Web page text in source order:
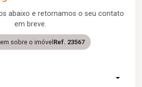
abaixo e retornamos o seu contato
em breve.
sobre o imóvelRef. 23567